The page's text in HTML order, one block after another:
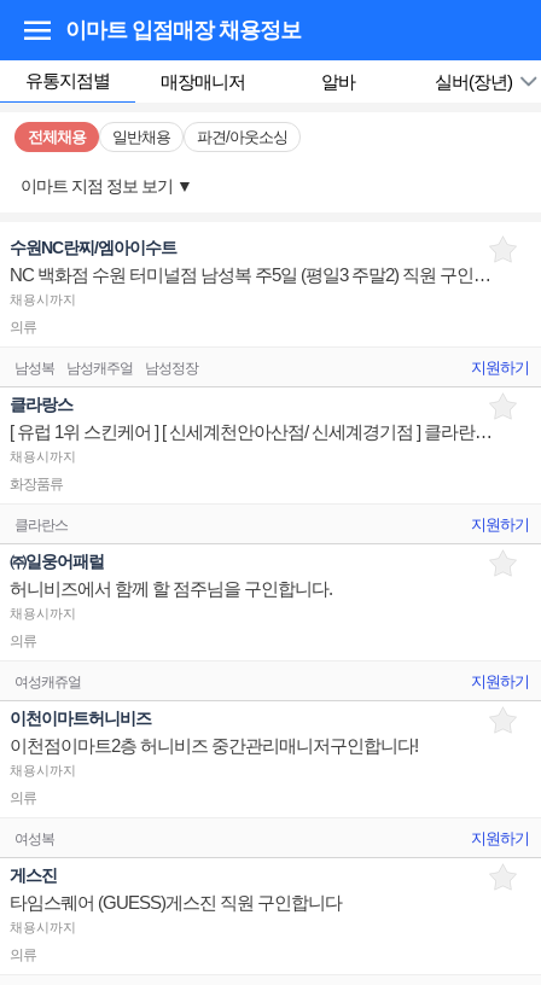
이마트 입점매장채용정보
유통지점별 매장매니저 알바 실버(장년)
전체채용 일반채용 파견/아웃소싱
이마트 지점 정보 보기 ▼
수원NC란찌/엠아이수트
NC 백화점 수원 터미널점 남성복 주5일 (평일3 주말2) 직원 구인합니다.
채용시까지
의류
남성복 남성캐주얼 남성정장 지원하기
클라랑스
[ 유럽 1위 스킨케어 ] [ 신세계천안아산점/ 신세계경기점 ] 클라란스뷰티 제품디스플레이 매장판매사원
채용시까지
화장품류
클라란스 지원하기
㈜일웅어패럴
허니비즈에서 함께 할 점주님을 구인합니다.
채용시까지
의류
여성캐쥬얼 지원하기
이천이마트허니비즈
이천점이마트2층 허니비즈 중간관리매니저구인합니다!
채용시까지
의류
여성복 지원하기
게스진
타임스퀘어 (GUESS)게스진 직원 구인합니다
채용시까지
의류